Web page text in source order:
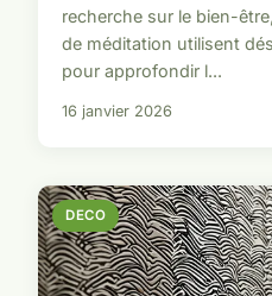
recherche sur le bien-
de méditation utilisent
pour approfondir l...
16 janvier 2026
DECO